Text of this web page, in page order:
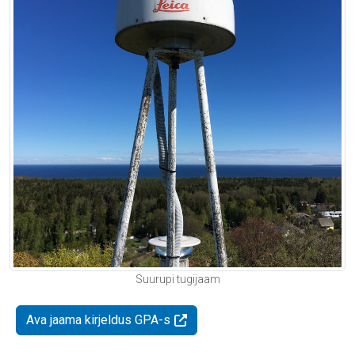
Suurupi tugijaam
Ava jaama kirjeldus GPA-s